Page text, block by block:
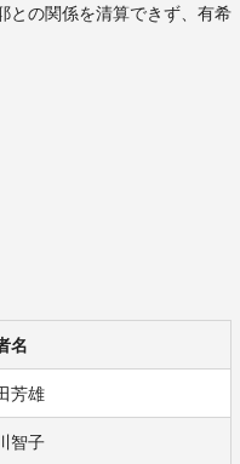
との関係を清算できず、有希
名
芳雄
智子